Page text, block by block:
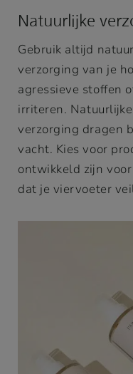
Natuurlijke
Gebruik altijd
verzorging van je
agressieve stoffen
irriteren.
verzorging dragen
vacht. Kies voor
ontwikkeld zijn
dat je viervoeter